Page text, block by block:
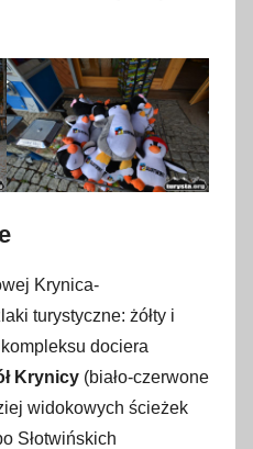
Krynica-
turystyczne: żółty i
dociera
Krynicy (biało-czerwone
widokowych ścieżek
Słotwińskich